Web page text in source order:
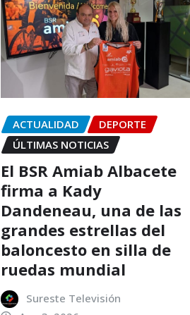
ACTUALIDAD
DEPORTE
ÚLTIMAS NOTICIAS
El BSR Amiab Albacete
firma a Kady
Dandeneau, una de las
grandes estrellas del
baloncesto en silla de
ruedas mundial
Sureste Televisión